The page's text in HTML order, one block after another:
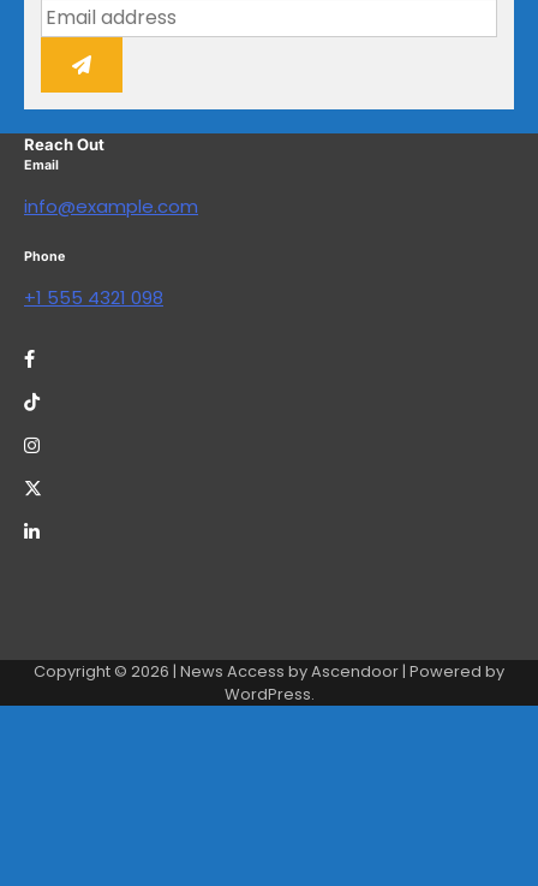
Reach Out
Email
info@example.com
Phone
+1 555 4321 098
Copyright © 2026 | News Access byAscendoor| Powered by
WordPress.